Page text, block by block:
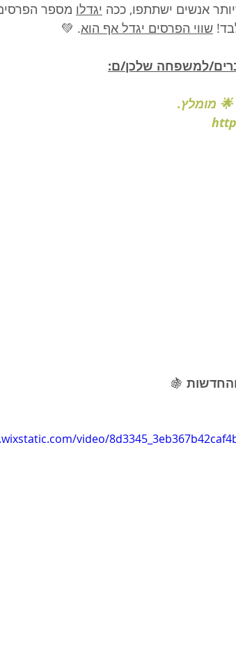
אנשים ישתתפו, ככה יגדלו מספר
שווי הפרסים יגדל אף הוא. 💚
למשפחה שלכן/ם:
מומלץ.
🍇
video/